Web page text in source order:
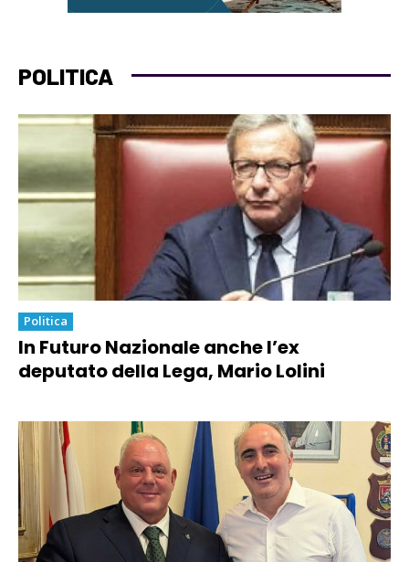
POLITICA
Politica
In Futuro Nazionale anche l’ex
deputato della Lega, Mario Lolini